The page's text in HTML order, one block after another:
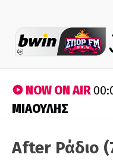
NOW ON AIR
ΜΙΑΟΥΛΗΣ
After Ράδιο